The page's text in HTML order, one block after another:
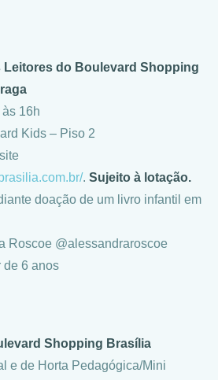
do Boulevard Shopping
16h
Kids – Piso 2
. Sujeito à lotação.
doação de um livro infantil em
Roscoe @alessandraroscoe
de 6 anos
Shopping Brasília
e de Horta Pedagógica/Mini